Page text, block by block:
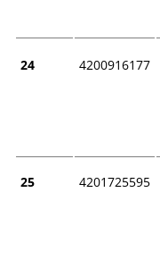
24
4200916177
25
4201725595